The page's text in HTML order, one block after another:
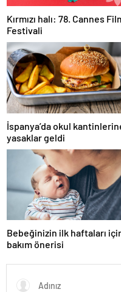
Kırmızı halı: 78. Cannes
Festivali
İspanya’da okul
yasaklar geldi
Bebeğinizin ilk haftaları
bakım önerisi